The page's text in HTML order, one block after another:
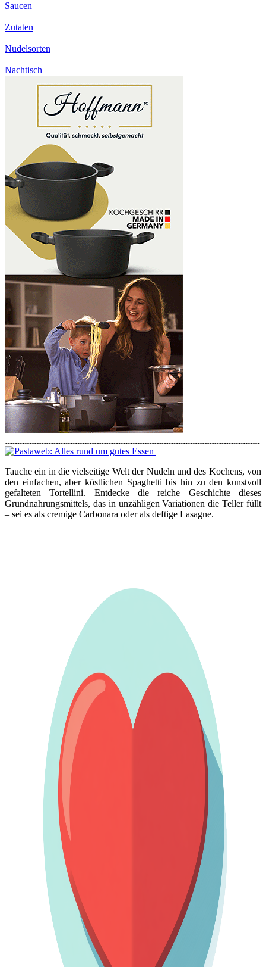
Saucen
Zutaten
Nudelsorten
Nachtisch
Tauche ein in die vielseitige Welt der Nudeln und des Kochens, von
den einfachen, aber köstlichen Spaghetti bis hin zu den kunstvoll
gefalteten Tortellini. Entdecke die reiche Geschichte dieses
Grundnahrungsmittels, das in unzähligen Variationen die Teller füllt
– sei es als cremige Carbonara oder als deftige Lasagne.